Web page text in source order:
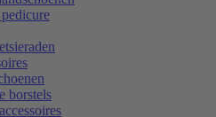
borstels